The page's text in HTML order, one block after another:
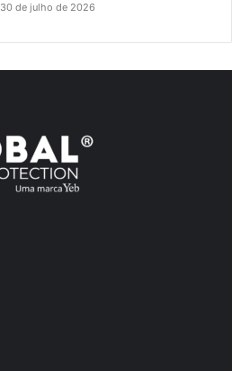
30 de julho de 2026